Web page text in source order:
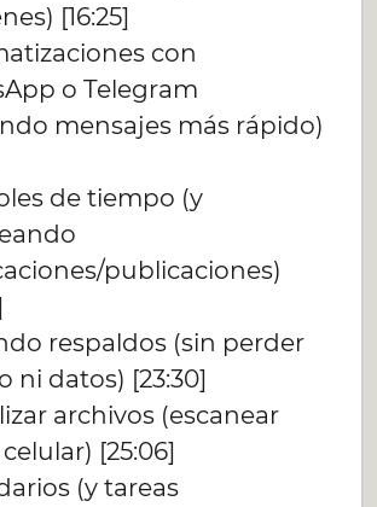
[16:25]
con
o Telegram
mensajes más rápido)
de tiempo (y
publicaciones)
respaldos (sin perder
ni datos) [23:30]
archivos (escanear
[25:06]
(y tareas